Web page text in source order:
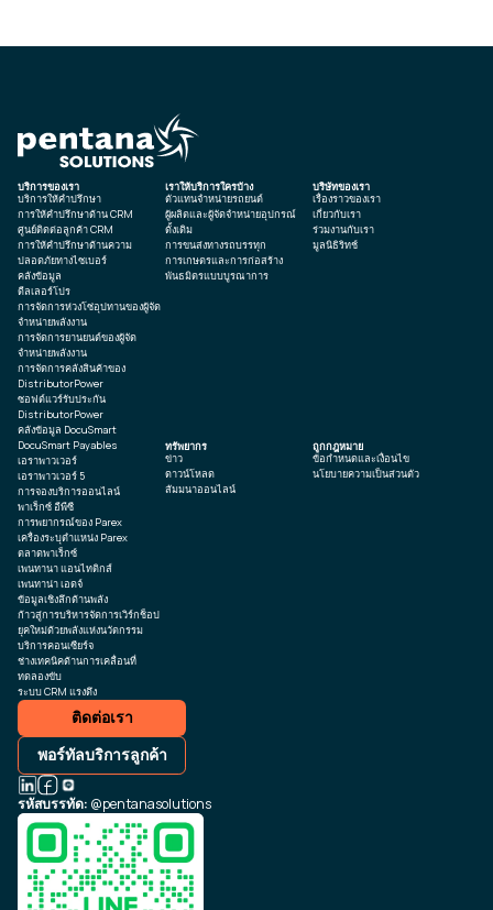
บริการของเรา
บริการให้คำปรึกษา
การให้คำปรึกษาด้าน CRM
ศูนย์ติดต่อลูกค้า CRM
การให้คำปรึกษาด้านความ
ปลอดภัยทางไซเบอร์
คลังข้อมูล
ดีลเลอร์โปร
การจัดการห่วงโซ่อุปทานของผู้จัด
จำหน่ายพลังงาน
การจัดการยานยนต์ของผู้จัด
จำหน่ายพลังงาน
การจัดการคลังสินค้าของ
DistributorPower
ซอฟต์แวร์รับประกัน
DistributorPower
คลังข้อมูล DocuSmart
DocuSmart Payables
เอราพาวเวอร์
เอราพาวเวอร์ 5
การจองบริการออนไลน์
พาเร็กซ์ อีพีซี
การพยากรณ์ของ Parex
เครื่องระบุตำแหน่ง Parex
ตลาดพาเร็กซ์
เพนทานา แอนไทติกส์
เพนทาน่า เอดจ์
ข้อมูลเชิงลึกด้านพลัง
ก้าวสู่การบริหารจัดการเวิร์กช็อป
ยุคใหม่ด้วยพลังแห่งนวัตกรรม
บริการคอนเซียร์จ
ช่างเทคนิคด้านการเคลื่อนที่
ทดลองขับ
ระบบ CRM แรงดึง
เราให้บริการใครบ้าง
ตัวแทนจำหน่ายรถยนต์
ผู้ผลิตและผู้จัดจำหน่ายอุปกรณ์
ดั้งเดิม
การขนส่งทางรถบรรทุก
การเกษตรและการก่อสร้าง
พันธมิตรแบบบูรณาการ
ทรัพยากร
ข่าว
ดาวน์โหลด
สัมมนาออนไลน์
บริษัทของเรา
เรื่องราวของเรา
เกี่ยวกับเรา
ร่วมงานกับเรา
มูลนิธิริทช์
ถูกกฎหมาย
ข้อกำหนดและเงื่อนไข
นโยบายความเป็นส่วนตัว
ติดต่อเรา
พอร์ทัลบริการลูกค้า
รหัสบรรทัด: @pentanasolutions